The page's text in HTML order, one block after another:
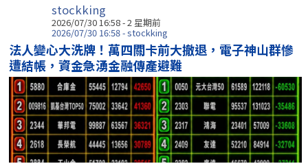
stockking
2026/07/30 16:58 - 2 星期前
2026/07/30 16:58 - stockking
法人變心大洗牌！萬四關卡前大撤退，電子神山群慘
遭結帳，資金急湧金融傳產避難